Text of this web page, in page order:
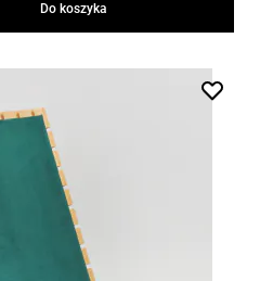
Do koszyka